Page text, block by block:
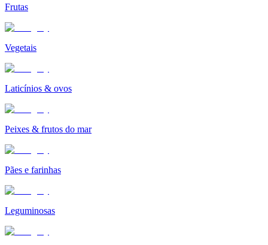
Frutas
Vegetais
Laticínios & ovos
Peixes & frutos do mar
Pães e farinhas
Leguminosas